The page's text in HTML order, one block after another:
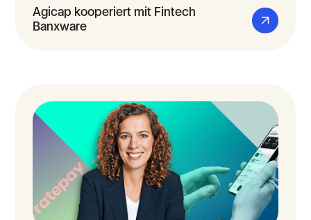
Agicap kooperiert mit Fintech
Banxware